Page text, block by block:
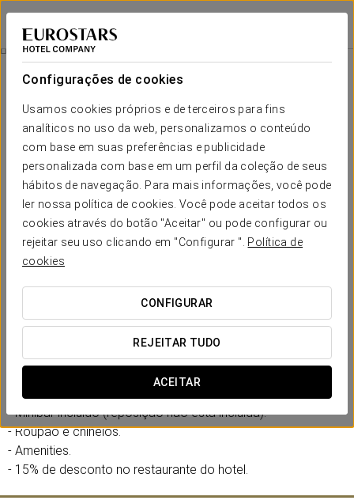
Configurações de cookies
Usamos cookies próprios e de terceiros para fins
analíticos no uso da web, personalizamos o conteúdo
com base em suas preferências e publicidade
personalizada com base em um perfil da coleção de seus
hábitos de navegação. Para mais informações, você pode
ler nossa política de cookies. Você pode aceitar todos os
cookies através do botão "Aceitar" ou pode configurar ou
rejeitar seu uso clicando em "Configurar ". Política de
cookies
CONFIGURAR
REJEITAR TUDO
ACEITAR
Eurostars Roma Aeterna
ROMA
Experiência Business
€ 30
Experiência Business
Depois de um longo dia de trabalho merece um descanso e
para isso temos esta fantástica experiência business
- Garrafa de água à chegada.
- Minibar incluído (reposição não está incluída).
- Roupão e chinelos.
- Amenities.
- 15% de desconto no restaurante do hotel.